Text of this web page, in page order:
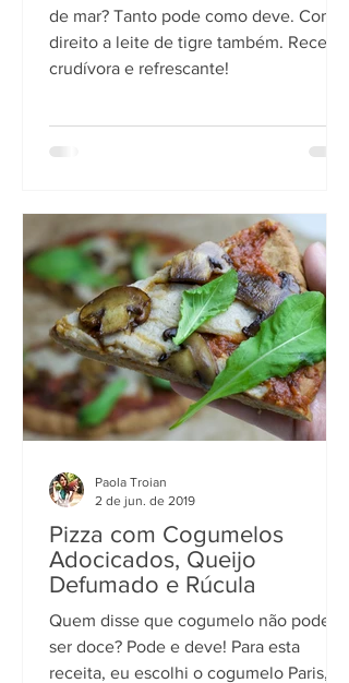
de mar? Tanto pode como deve. Com
direito a leite de tigre também. Receita
crudívora e refrescante!
Pizza com Cogumelos
Adocicados, Queijo
Defumado e Rúcula
Quem disse que cogumelo não pode
ser doce? Pode e deve! Para esta
receita, eu escolhi o cogumelo Paris,
Paola Troian
2 de jun. de 2019